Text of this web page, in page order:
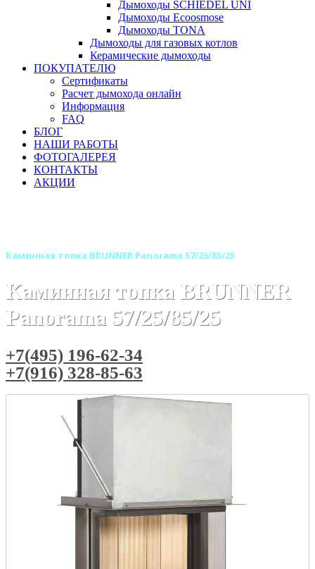
Дымоходы SCHIEDEL UNI
Дымоходы Ecoosmose
Дымоходы TONA
Дымоходы для газовых котлов
Керамические дымоходы
ПОКУПАТЕЛЮ
Сертификаты
Расчет дымохода онлайн
Информация
FAQ
БЛОГ
НАШИ РАБОТЫ
ФОТОГАЛЕРЕЯ
КОНТАКТЫ
АКЦИИ
Каминная топка BRUNNER Panorama 57/25/85/25
Каминная топка BRUNNER
Panorama 57/25/85/25
+7(495) 196-62-34
+7(916) 328-85-63